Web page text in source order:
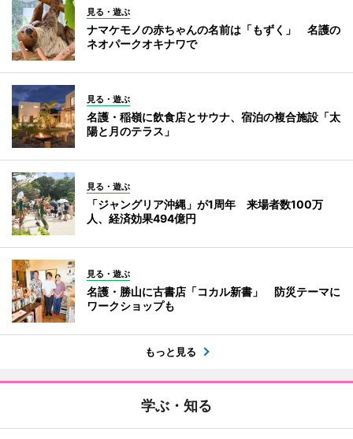
見る・遊ぶ
ナマケモノの赤ちゃんの名前は「もずく」 名護の
ネオパークオキナワで
見る・遊ぶ
名護・稲嶺に飲食店とサウナ、宿泊の複合施設「太
陽と月のテラス」
見る・遊ぶ
「ジャングリア沖縄」が1周年 来場者数100万
人、経済効果494億円
見る・遊ぶ
名護・勝山に古書店「コカル新書」 防災テーマに
ワークショップも
もっと見る
学ぶ・知る